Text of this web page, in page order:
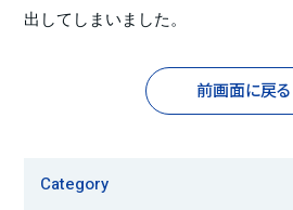
出してしまいました。
前画面に戻る
Category